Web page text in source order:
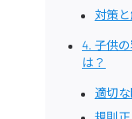
対策
4. 子供
は？
適切